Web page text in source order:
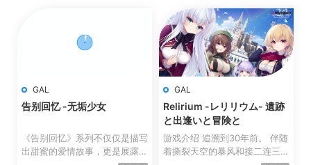
GAL
告别回忆 -无垢少女
《告别回忆》系列不仅仅是描写
出甜蜜的爱情故事，更是展露出
GAL
Relirium -レリリウム- 遺跡
と出逢いと冒険と
游戏介绍 追溯到30年前。 伴随
着撕裂天空的暴风和接二连三的